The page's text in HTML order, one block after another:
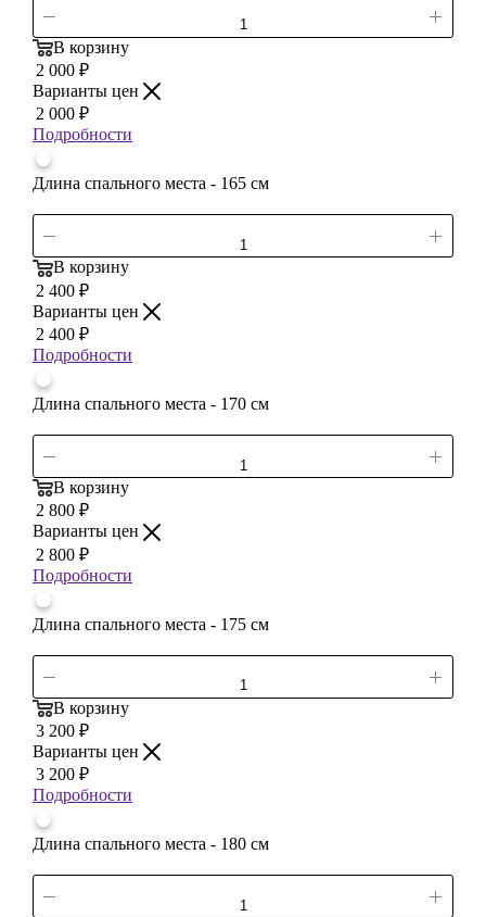
В корзину
2 000 ₽
Варианты цен
2 000 ₽
Подробности
Длина спального места - 165 см
В корзину
2 400 ₽
Варианты цен
2 400 ₽
Подробности
Длина спального места - 170 см
В корзину
2 800 ₽
Варианты цен
2 800 ₽
Подробности
Длина спального места - 175 см
В корзину
3 200 ₽
Варианты цен
3 200 ₽
Подробности
Длина спального места - 180 см